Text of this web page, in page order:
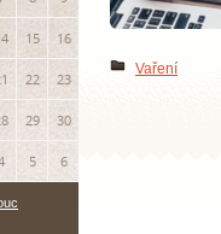
Vaření
15 16
22 23
29 30
5 6